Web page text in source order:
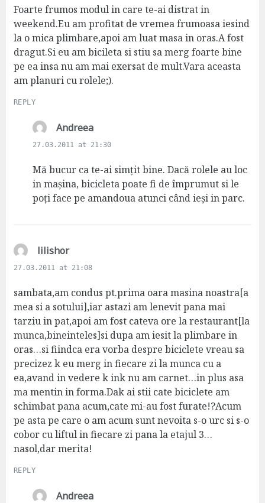
s
:
Foarte frumos modul in care te-ai distrat in
weekend.Eu am profitat de vremea frumoasa iesind
la o mica plimbare,apoi am luat masa in oras.A fost
dragut.Si eu am bicileta si stiu sa merg foarte bine
pe ea insa nu am mai exersat de mult.Vara aceasta
am planuri cu rolele;).
REPLY
Andreeas
a
s
:
27.03.2011 at 21:30
Mă bucur ca te-ai simțit bine. Dacă rolele au loc
in mașina, bicicleta poate fi de împrumut si le
poți face pe amandoua atunci când ieși in parc.
lilishors
a
s
:
27.03.2011 at 21:08
sambata,am condus pt.prima oara masina noastra[a
mea si a sotului],iar astazi am lenevit pana mai
tarziu in pat,apoi am fost cateva ore la restaurant[la
munca,bineinteles]si dupa am iesit la plimbare in
oras…si fiindca era vorba despre biciclete vreau sa
precizez k eu merg in fiecare zi la munca cu a
ea,avand in vedere k ink nu am carnet…in plus asa
ma mentin in forma.Dak ai stii cate biciclete am
schimbat pana acum,cate mi-au fost furate!?Acum
pe asta pe care o am acum sunt nevoita s-o urc si s-o
cobor cu liftul in fiecare zi pana la etajul 3…
nasol,dar merita!
REPLY
Andreeas